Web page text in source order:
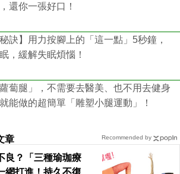
還你一張好口！
秘訣】用力按腳上的「這一點」5秒鐘，
，緩解失眠煩惱！
蔔腿」，不需要去醫美、也不用去健身
能做的超簡單「雕塑小腿運動」！
章
良？「三種瑜珈療
網打進！持久不復
Recommended by